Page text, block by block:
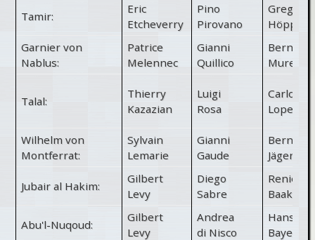
Tamir:
Eric
Etcheverry
Pino
Pirovano
Gregor
Höppner
Garnier von
Nablus:
Patrice
Melennec
Gianni
Quillico
Bernard
Murer
Talal:
Thierry
Kazazian
Luigi
Rosa
Carlos
Lopez
Wilhelm von
Montferrat:
Sylvain
Lemarie
Gianni
Gaude
Bernd
Jäger
Jubair al Hakim:
Gilbert
Levy
Diego
Sabre
Renier
Baaken
Abu'l-Nuqoud:
Gilbert
Levy
Andrea
di Nisco
Hans
Bayer